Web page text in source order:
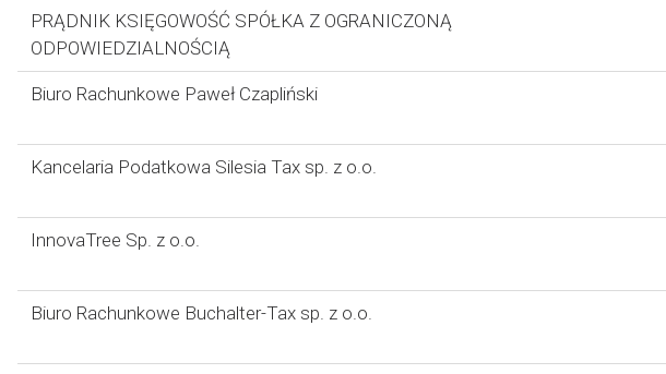
PRĄDNIK KSIĘGOWOŚĆ SPÓŁKA Z OGRANICZONĄ
ODPOWIEDZIALNOŚCIĄ
Biuro Rachunkowe Paweł Czapliński
Kancelaria Podatkowa Silesia Tax sp. z o.o.
InnovaTree Sp. z o.o.
Biuro Rachunkowe Buchalter-Tax sp. z o.o.